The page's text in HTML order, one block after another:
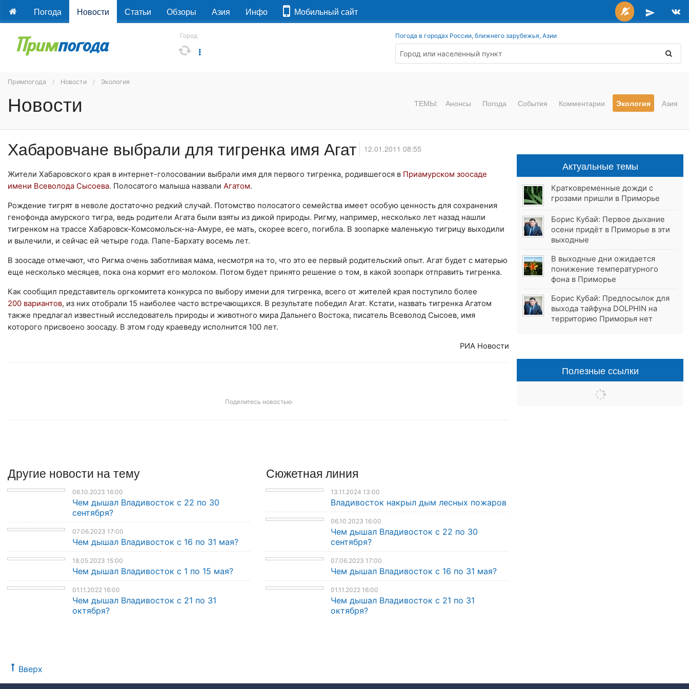
Погода Новости Статьи Обзоры Азия Инфо Мобильный сайт
Город Погода в городах России, ближнего зарубежья, Азии
Примпогода Новости Экология
Новости ТЕМЫ: Анонсы Погода События Комментарии Экология Азия
Хабаровчане выбрали для тигренка имя Агат 12.01.2011 08:55
Жители Хабаровского края в интернет-голосовании выбрали имя для первого тигренка, родившегося в Приамурском зоосаде
имени Всеволода Сысоева. Полосатого малыша назвали Агатом.
Рождение тигрят в неволе достаточно редкий случай. Потомство полосатого семейства имеет особую ценность для сохранения
генофонда амурского тигра, ведь родители Агата были взяты из дикой природы. Ригму, например, несколько лет назад нашли
тигренком на трассе Хабаровск-Комсомольск-на-Амуре, ее мать, скорее всего, погибла. В зоопарке маленькую тигрицу выходили
и вылечили, и сейчас ей четыре года. Папе-Бархату восемь лет.
В зоосаде отмечают, что Ригма очень заботливая мама, несмотря на то, что это ее первый родительский опыт. Агат будет с матерью
еще несколько месяцев, пока она кормит его молоком. Потом будет принято решение о том, в какой зоопарк отправить тигренка.
Как сообщил представитель оргкомитета конкурса по выбору имени для тигренка, всего от жителей края поступило более
200 вариантов, из них отобрали 15 наиболее часто встречающихся. В результате победил Агат. Кстати, назвать тигренка Агатом
также предлагал известный исследователь природы и животного мира Дальнего Востока, писатель Всеволод Сысоев, имя
которого присвоено зоосаду. В этом году краеведу исполнится 100 лет.
РИА Новости
Поделитесь новостью
Другие новости на тему
06.10.2023 16:00
Чем дышал Владивосток с 22 по 30
сентября?
07.06.2023 17:00
Чем дышал Владивосток с 16 по 31 мая?
18.05.2023 15:00
Чем дышал Владивосток с 1 по 15 мая?
01.11.2022 16:00
Чем дышал Владивосток с 21 по 31
октября?
Сюжетная линия
13.11.2024 13:00
Владивосток накрыл дым лесных пожаров
06.10.2023 16:00
Чем дышал Владивосток с 22 по 30
сентября?
07.06.2023 17:00
Чем дышал Владивосток с 16 по 31 мая?
01.11.2022 16:00
Чем дышал Владивосток с 21 по 31
октября?
Вверх
Актуальные темы
Кратковременные дожди с
грозами пришли в Приморье
Борис Кубай: Первое дыхание
осени придёт в Приморье в эти
выходные
В выходные дни ожидается
понижение температурного
фона в Приморье
Борис Кубай: Предпосылок для
выхода тайфуна DOLPHIN на
территорию Приморья нет
Полезные ссылки